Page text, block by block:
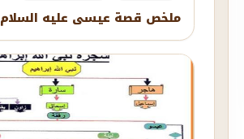
ملخص قصة عيسى عليه السلام